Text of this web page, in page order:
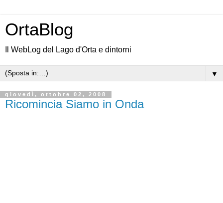
OrtaBlog
Il WebLog del Lago d'Orta e dintorni
▼
giovedì, ottobre 02, 2008
Ricomincia Siamo in Onda